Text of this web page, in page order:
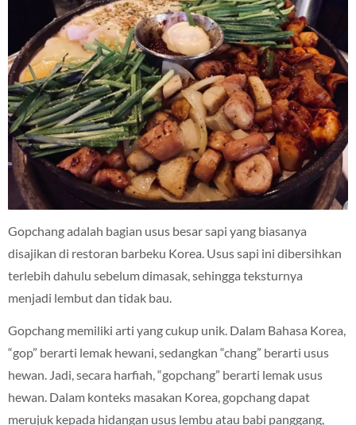
Gopchang adalah bagian usus besar sapi yang biasanya
disajikan di restoran barbeku Korea. Usus sapi ini dibersihkan
terlebih dahulu sebelum dimasak, sehingga teksturnya
menjadi lembut dan tidak bau.
Gopchang memiliki arti yang cukup unik. Dalam Bahasa Korea,
“gop” berarti lemak hewani, sedangkan “chang” berarti usus
hewan. Jadi, secara harfiah, “gopchang” berarti lemak usus
hewan. Dalam konteks masakan Korea, gopchang dapat
merujuk kepada hidangan usus lembu atau babi panggang,